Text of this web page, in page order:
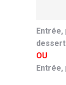
Entrée,
OU
Entrée,